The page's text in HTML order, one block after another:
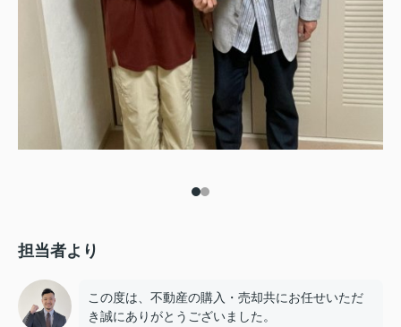
担当者より
この度は、不動産の購入・売却共にお任せいただ
き誠にありがとうございました。